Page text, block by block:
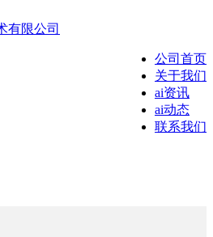
公司首页
关于我们
ai资讯
ai动态
联系我们